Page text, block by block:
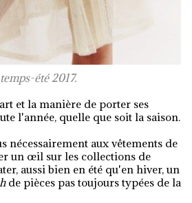
été 2017.
et la manière de porter ses
l'année, quelle que soit la saison.
nécessairement aux vêtements de
un œil sur les collections de
aussi bien en été qu'en hiver, un
de pièces pas toujours typées de la